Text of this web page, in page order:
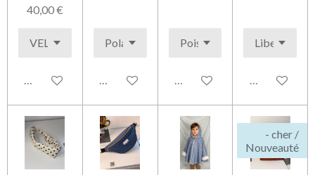
40,00 €
Voir les détails Voir les détails Voir les détails Voir les
- cher /
Nouveauté